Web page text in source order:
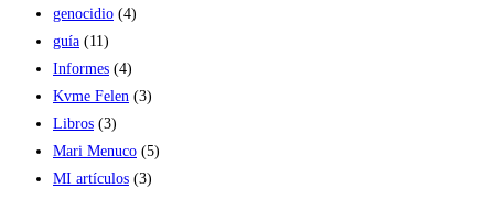
genocidio (4)
guía (11)
Informes (4)
Kvme Felen (3)
Libros (3)
Mari Menuco (5)
MI artículos (3)